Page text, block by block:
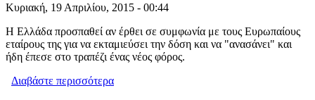
Κυριακή, 19 Απριλίου, 2015 - 00:44
Η Ελλάδα προσπαθεί αν έρθει σε συμφωνία με τους Ευρωπαίους
εταίρους της για να εκταμιεύσει την δόση και να "ανασάνει" και
ήδη έπεσε στο τραπέζι ένας νέος φόρος.
Διαβάστε περισσότερα